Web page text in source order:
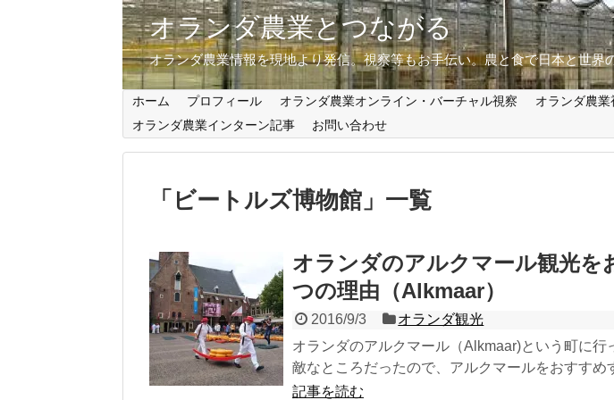
オランダ農業とつながる
オランダ農業情報を現地より発信。視察等もお手伝い。農と食で日本と世界
ホーム プロフィール オランダ農業オンライン・バーチャル視察 オランダ農
オランダ農業インターン記事
お問い合わせ
「 ビートルズ博物館 」 一覧
オランダのアルクマール観光を
つの理由（Alkmaar）
2016/9/3
オランダ観光
オランダのアルクマール（Alkmaar)という町に行
敵なところだったので、アルクマールをおすすめ
記事を読む